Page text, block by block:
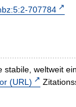
707784
stabile, weltweit
(URL)